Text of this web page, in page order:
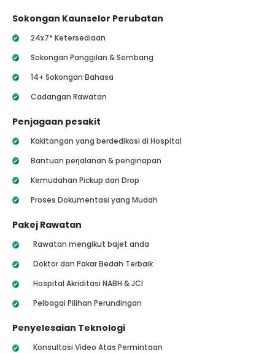
Sokongan Kaunselor Perubatan
24x7* Ketersediaan
Sokongan Panggilan & Sembang
14+ Sokongan Bahasa
Cadangan Rawatan
Penjagaan pesakit
Kakitangan yang berdedikasi di Hospital
Bantuan perjalanan & penginapan
Kemudahan Pickup dan Drop
Proses Dokumentasi yang Mudah
Pakej Rawatan
Rawatan mengikut bajet anda
Doktor dan Pakar Bedah Terbaik
Hospital Akriditasi NABH & JCI
Pelbagai Pilihan Perundingan
Penyelesaian Teknologi
Konsultasi Video Atas Permintaan